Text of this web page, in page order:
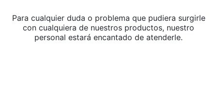
Para cualquier duda o problema que pudiera surgirle
con cualquiera de nuestros productos, nuestro
personal estará encantado de atenderle.